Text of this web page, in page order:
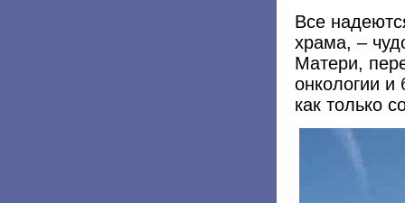
Все
храма, –
Матери,
онкологии и
как только